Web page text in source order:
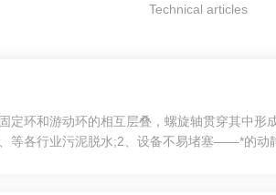
Technical articles
定环和游动环的相互层叠，螺旋轴贯穿其中
等各行业污泥脱水;2、设备不易堵塞——*的